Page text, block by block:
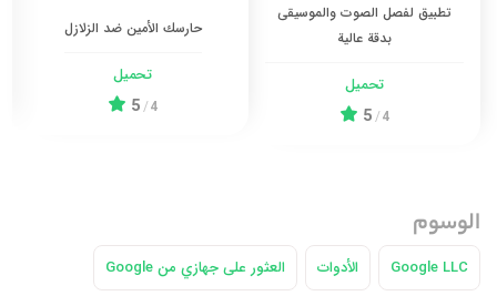
تطبيق لفصل الصوت والموسيقى
بدقة عالية
تحميل
4
/
5
حارسك الأمين ضد الزلازل
تحميل
4
/
5
الوسوم
Google LLC الأدوات العثور على جهازي من Google